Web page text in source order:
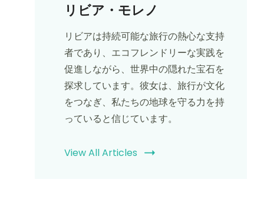
リビア・モレノ
リビアは持続可能な旅行の熱心な支持
者であり、エコフレンドリーな実践を
促進しながら、世界中の隠れた宝石を
探求しています。彼女は、旅行が文化
をつなぎ、私たちの地球を守る力を持
っていると信じています。
View All Articles